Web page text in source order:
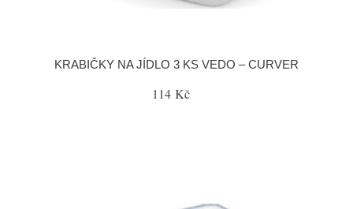
KRABIČKY NA JÍDLO 3 KS VEDO – CURVER
114 Kč